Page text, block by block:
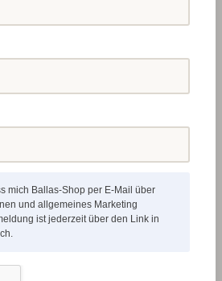
D = 12 mm
in gekröpfter Ausführung.
gespart)
mich Ballas-Shop per E-Mail über
und allgemeines Marketing
ist jederzeit über den Link in